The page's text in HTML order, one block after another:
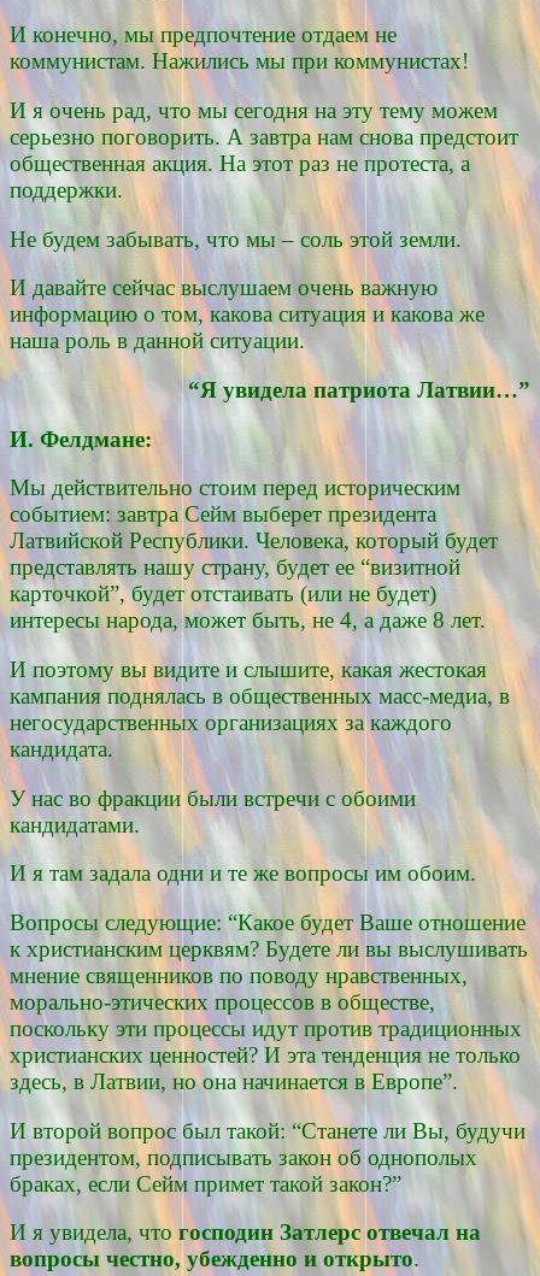
И конечно, мы предпочтение отдаем не
коммунистам. Нажились мы при коммунистах!
И я очень рад, что мы сегодня на эту тему можем
серьезно поговорить. А завтра нам снова предстоит
общественная акция. На этот раз не протеста, а
поддержки.
Не будем забывать, что мы – соль этой земли.
И давайте сейчас выслушаем очень важную
информацию о том, какова ситуация и какова же
наша роль в данной ситуации.
“Я увидела патриота Латвии…”
И. Фелдмане:
Мы действительно стоим перед историческим
событием: завтра Сейм выберет президента
Латвийской Республики. Человека, который будет
представлять нашу страну, будет ее “визитной
карточкой”, будет отстаивать (или не будет)
интересы народа, может быть, не 4, а даже 8 лет.
И поэтому вы видите и слышите, какая жестокая
кампания поднялась в общественных масс-медиа, в
негосударственных организациях за каждого
кандидата.
У нас во фракции были встречи с обоими
кандидатами.
И я там задала одни и те же вопросы им обоим.
Вопросы следующие: “Какое будет Ваше отношение
к христианским церквям? Будете ли вы выслушивать
мнение священников по поводу нравственных,
морально-этических процессов в обществе,
поскольку эти процессы идут против традиционных
христианских ценностей? И эта тенденция не только
здесь, в Латвии, но она начинается в Европе”.
И второй вопрос был такой: “Станете ли Вы, будучи
президентом, подписывать закон об однополых
браках, если Сейм примет такой закон?”
И я увидела, чтогосподин Затлерс отвечал на
вопросы честно, убежденно и открыто.